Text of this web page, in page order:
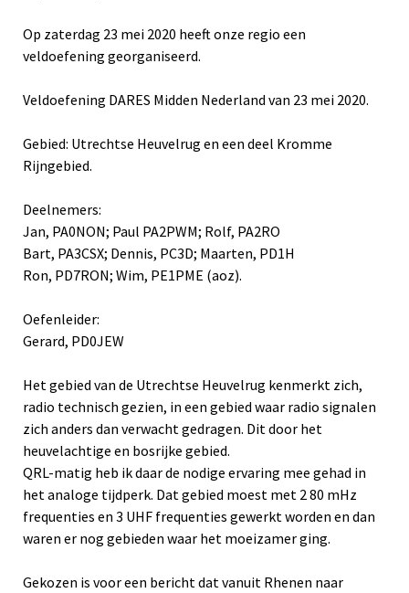
Op zaterdag 23 mei 2020 heeft onze regio een
veldoefening georganiseerd.
Veldoefening DARES Midden Nederland van 23 mei 2020.
Gebied: Utrechtse Heuvelrug en een deel Kromme
Rijngebied.
Deelnemers:
Jan, PA0NON; Paul PA2PWM; Rolf, PA2RO
Bart, PA3CSX; Dennis, PC3D; Maarten, PD1H
Ron, PD7RON; Wim, PE1PME (aoz).
Oefenleider:
Gerard, PD0JEW
Het gebied van de Utrechtse Heuvelrug kenmerkt zich,
radio technisch gezien, in een gebied waar radio signalen
zich anders dan verwacht gedragen. Dit door het
heuvelachtige en bosrijke gebied.
QRL-matig heb ik daar de nodige ervaring mee gehad in
het analoge tijdperk. Dat gebied moest met 2 80 mHz
frequenties en 3 UHF frequenties gewerkt worden en dan
waren er nog gebieden waar het moeizamer ging.
Gekozen is voor een bericht dat vanuit Rhenen naar